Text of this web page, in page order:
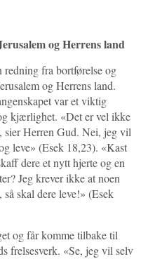
og Herrens land
redning fra bortførelse og
og Herrens land.
var et viktig
kjærlighet. «Det er vel ikke
sier Herren Gud. Nei, jeg vil
leve» (Esek 18,23). «Kast
dere et nytt hjerte og en
Jeg krever ikke at noen
skal dere leve!» (Esek
og får komme tilbake til
frelsesverk. «Se, jeg vil selv